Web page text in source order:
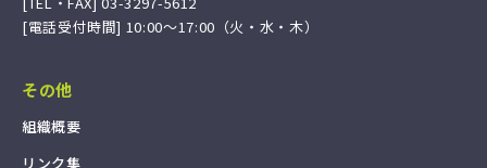
[電話受付時間] 10:00〜17:00（火・水・木）
その他
組織概要
リ ンク集